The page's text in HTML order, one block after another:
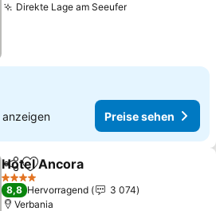
Direkte Lage am Seeufer
anzeigen Preise sehen
TeilenZu Favoriten hinzufügen
Hotel Ancora
4 Sterne
8,8 Hervorragend
3 074
Verbania